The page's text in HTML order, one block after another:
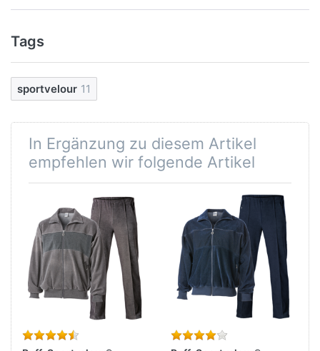
Tags
sportvelour 11
In Ergänzung zu diesem Artikel
empfehlen wir folgende Artikel